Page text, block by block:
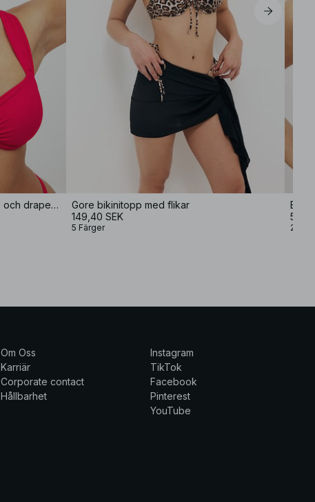
Blank bikini-BH med breda band och drapering
Gore bikinitopp med flikar
149,40 SEK
5 Färger 2
Om Oss
Karriär
Corporate contact
Hållbarhet
Instagram
TikTok
Facebook
Pinterest
YouTube